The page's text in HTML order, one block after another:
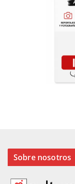
Sobre nosotros